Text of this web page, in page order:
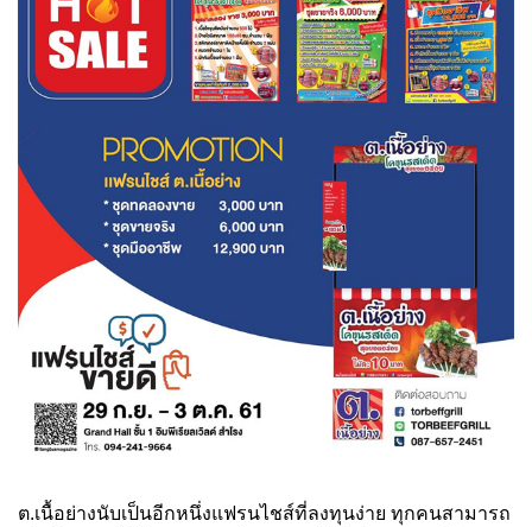
ต.เนื้อย่างนับเป็นอีกหนึ่งแฟรนไชส์ที่ลงทุนง่าย ทุกคนสามารถ